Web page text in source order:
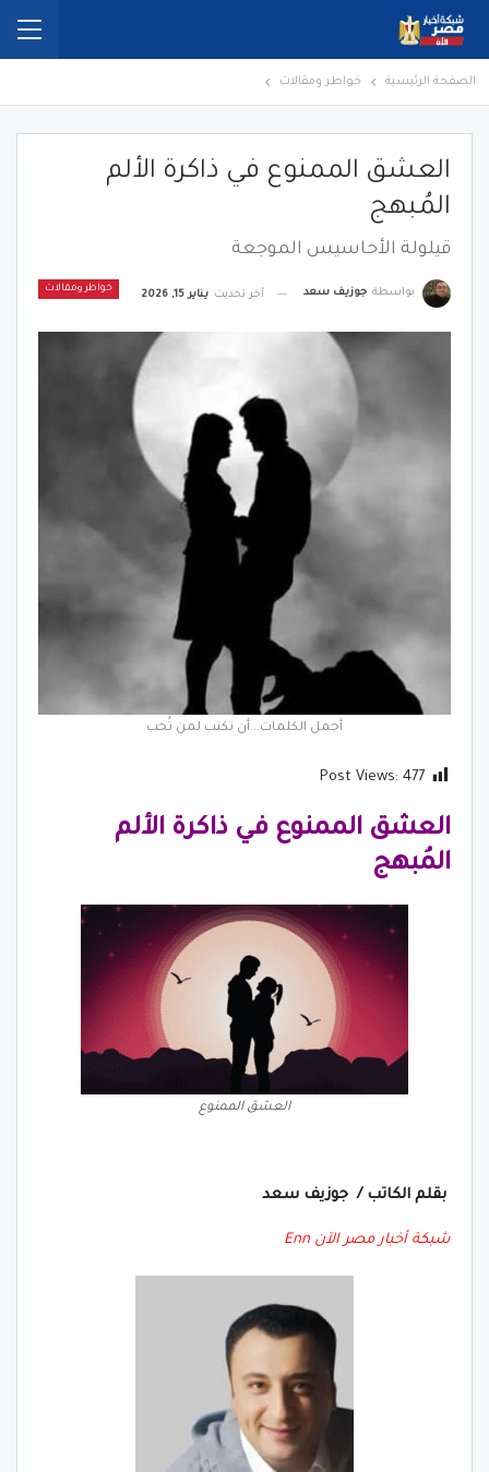
الصفحة الرئيسية خواطر ومقالات
العشق الممنوع في ذاكرة الألم
المُبهج
قيلولة الأحاسيس الموجعة
خواطر ومقالات بواسطة جوزيف سعد آخر تحديث يناير 15, 2026
أجمل الكلمات.. أن تكتب لمن تُحب
Post Views: 477
العشق الممنوع في ذاكرة الألم
المُبهج
العشق الممنوع
بقلم الكاتب / جوزيف سعد
شبكة أخبار مصر الآن Enn